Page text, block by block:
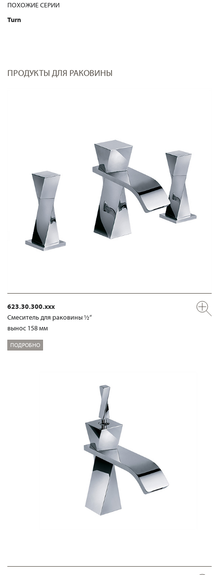
ПОХОЖИЕ СЕРИИ
Turn
ПРОДУКТЫ ДЛЯ РАКОВИНЫ
623.30.300.xxx
Смеситель для раковины ½“
вынос 158 мм
ПОДРОБНО